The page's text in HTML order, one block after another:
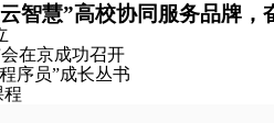
需物资驰援武汉，千锋锋益在行动
千锋教育教研中台生态共同体战
发者大赛，助燃“新基建”
伙伴（HALP）年会
联